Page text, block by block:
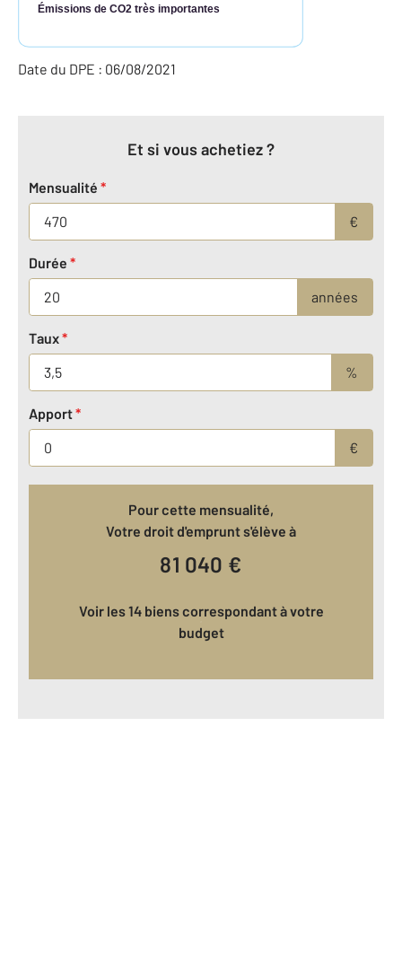
Émissions de CO2 très importantes
Date du DPE : 06/08/2021
Et si vous achetiez ?
Mensualité *
€
Durée *
années
Taux*
%
Apport*
€
Pour cette mensualité,
Votre droit d'emprunt s'élève à
81 040 €
Voir les 14 biens correspondant à votre
budget